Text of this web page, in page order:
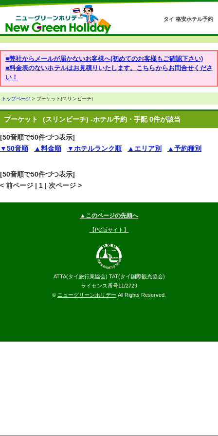
タイ 格安ホテル予約
■弊社からメールが届かないお客様へ(初めてのお客様もご確認下さい)
■料金表のないホテルはお見積りいたします。こちらからお問合せくださ
い！
トップページ > プーケット(スリンビーチ)
プーケット (スリンビーチ) -ホテル予約・手配 0件が該当
[50音順で50件づつ表示]
▼50音順
▲料金順 ▼ホテルランク順 ▲エリア別 ▲予約種別
[50音順で50件づつ表示]
< 前ページ | 1 | 次ページ >
▲このページの先頭へ
【PC版サイト】
ATTA(タイ旅行業協会) TAT(タイ国際観光協会)
ライセンス番号11/2729
© ニューグリーンホリデー All Rights Reserved.